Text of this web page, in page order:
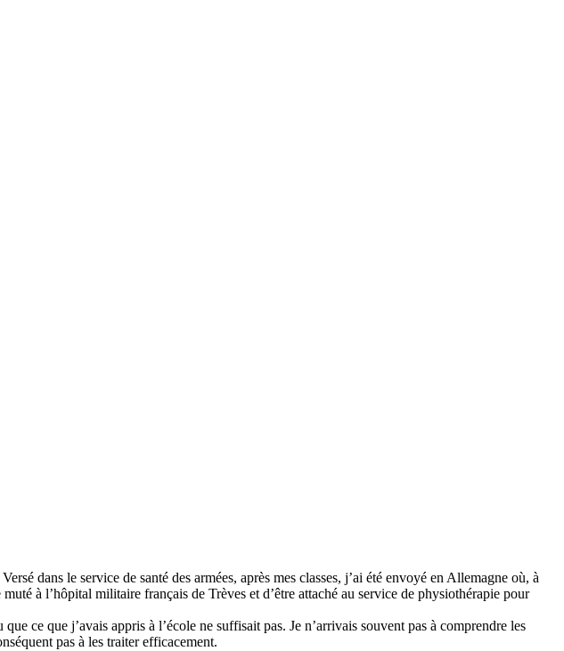
dans le service de santé des armées, après mes classes, j’ai été envoyé en Allemagne où, à
à l’hôpital militaire français de Trèves et d’être attaché au service de physiothérapie pour
ce que j’avais appris à l’école ne suffisait pas. Je n’arrivais souvent pas à comprendre les
pas à les traiter efficacement.